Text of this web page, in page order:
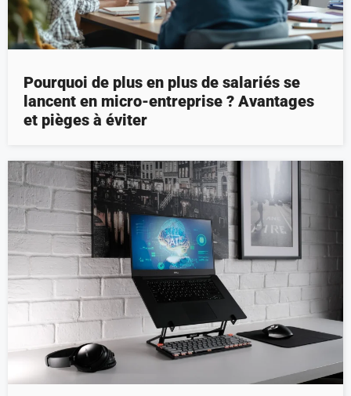
Pourquoi de plus en plus de salariés se
lancent en micro-entreprise ? Avantages
et pièges à éviter